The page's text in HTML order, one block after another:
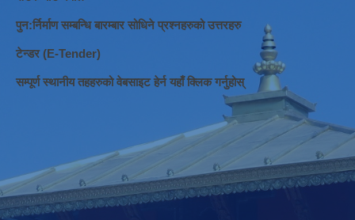
पुन:र्निर्माण सम्बन्धि बारम्बार सोधिने प्रश्नहरुको उत्तरहरु
टेन्डर (E-Tender)
सम्पूर्ण स्थानीय तहहरुको वेबसाइट हेर्न यहाँ क्लिक गर्नुहोस्